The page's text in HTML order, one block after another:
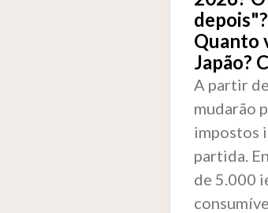
Quanto
Japão?
A partir
mudarão
impostos
partida.
de 5.000